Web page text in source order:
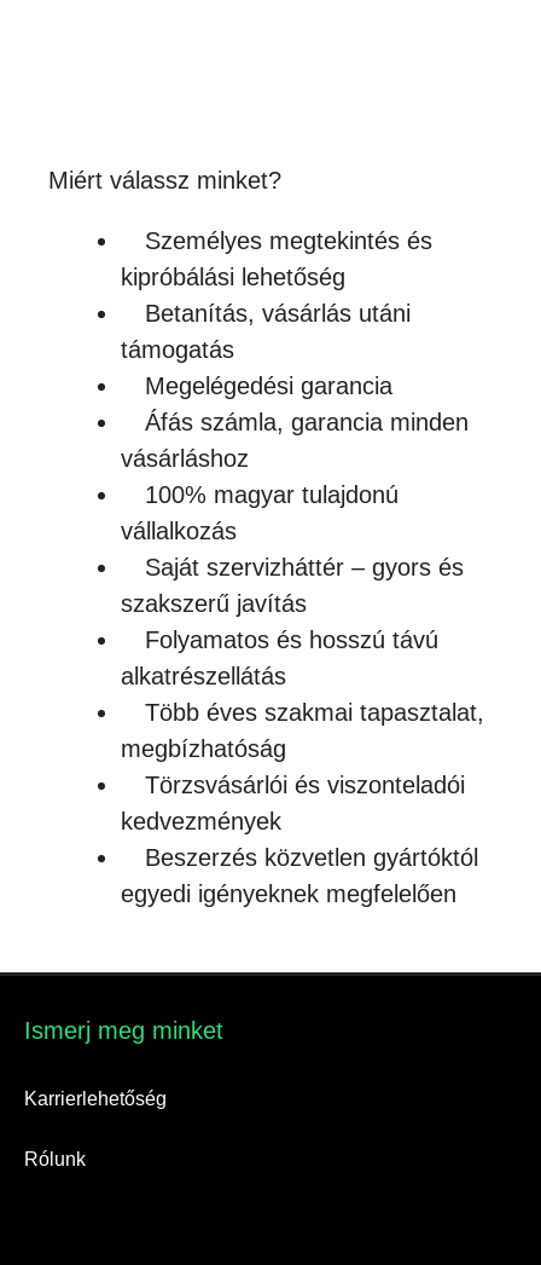
Miért válassz minket?
Személyes megtekintés és
kipróbálási lehetőség
Betanítás, vásárlás utáni
támogatás
Megelégedési garancia
Áfás számla, garancia minden
vásárláshoz
100% magyar tulajdonú
vállalkozás
Saját szervizháttér – gyors és
szakszerű javítás
Folyamatos és hosszú távú
alkatrészellátás
Több éves szakmai tapasztalat,
megbízhatóság
Törzsvásárlói és viszonteladói
kedvezmények
Beszerzés közvetlen gyártóktól
egyedi igényeknek megfelelően
Ismerj meg minket​
Karrierlehetőség
Rólunk